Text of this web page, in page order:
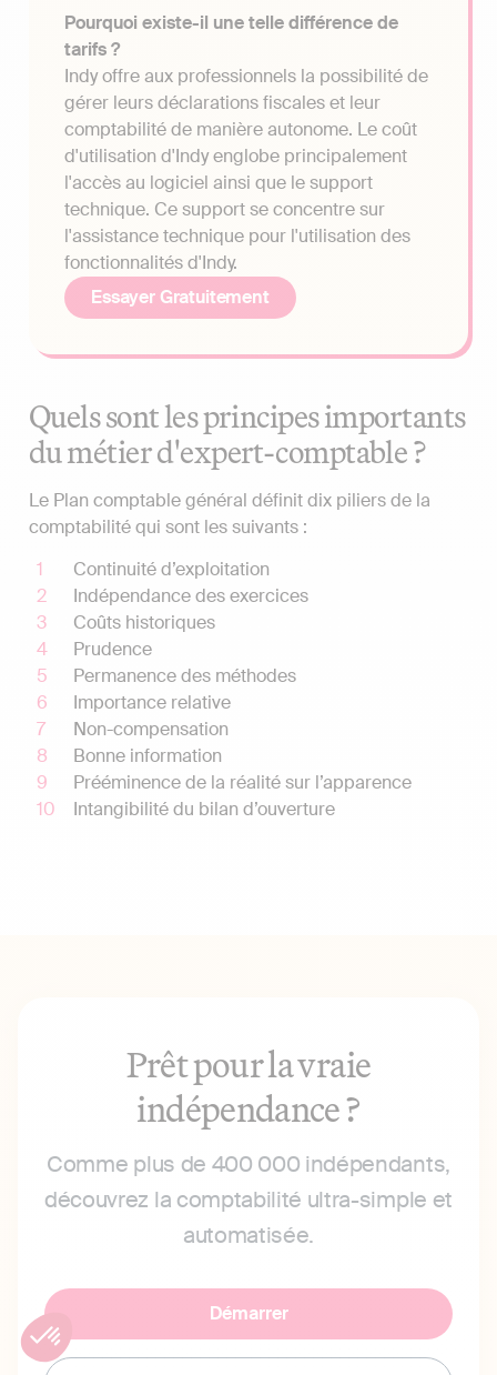
Pourquoi existe-il une telle différence de
tarifs ?
Indy offre aux professionnels la possibilité de
gérer leurs déclarations fiscales et leur
comptabilité de manière autonome. Le coût
d'utilisation d'Indy englobe principalement
l'accès au logiciel ainsi que le support
technique. Ce support se concentre sur
l'assistance technique pour l'utilisation des
fonctionnalités d'Indy.
Essayer Gratuitement
Quels sont les principes importants
du métier d'expert-comptable ?
Le Plan comptable général définit dix piliers de la
comptabilité qui sont les suivants :
Continuité d’exploitation
Indépendance des exercices
Coûts historiques
Prudence
Permanence des méthodes
Importance relative
Non-compensation
Bonne information
Prééminence de la réalité sur l’apparence
Intangibilité du bilan d’ouverture
Prêt pour la vraie
indépendance ?
Comme plus de 400 000 indépendants,
découvrez la comptabilité ultra-simple et
automatisée.
Démarrer